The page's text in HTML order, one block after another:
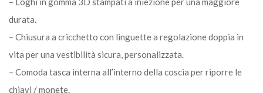
durata.
– Chiusura a cricchetto con linguette a regolazione doppia in
vita per una vestibilità sicura, personalizzata.
– Comoda tasca interna all’interno della coscia per riporre le
chiavi / monete.